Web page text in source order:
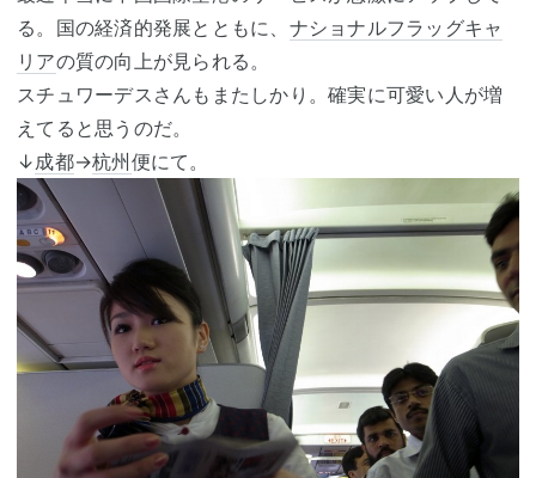
る。国の経済的発展とともに、 ナショナルフラッグキャ
リアの質の向上が見られる。
スチュワーデスさんもまたしかり。確実に可愛い人が増
えてると思うのだ。
↓ 成都→杭州便にて。